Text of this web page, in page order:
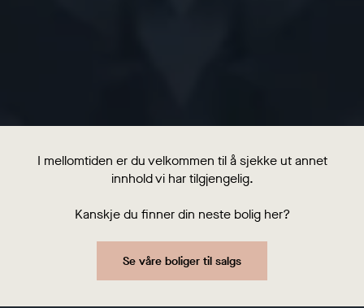
I mellomtiden er du velkommen til å sjekke ut annet
innhold vi har tilgjengelig.
Kanskje du finner din neste bolig her?
Se våre boliger til salgs